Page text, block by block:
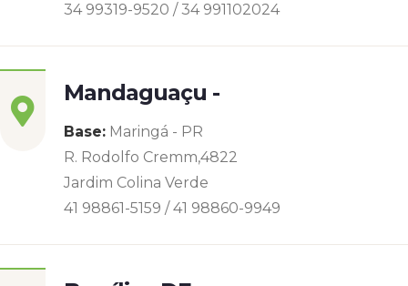
34 99319-9520 / 34 991102024
Mandaguaçu -
Base: Maringá - PR
R. Rodolfo Cremm,4822
Jardim Colina Verde
41 98861-5159 / 41 98860-9949